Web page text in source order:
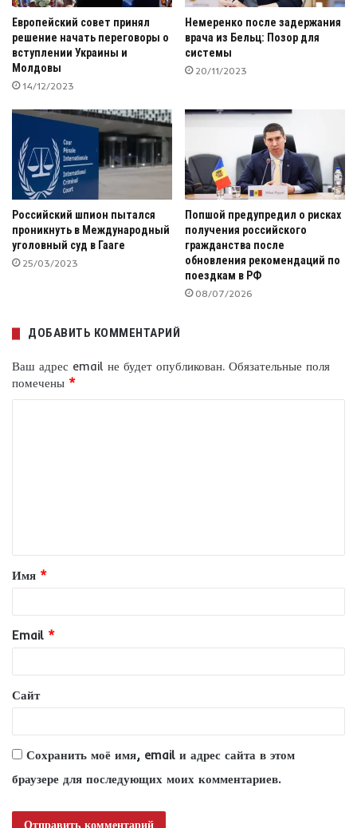
Европейский совет принял
решение начать переговоры о
вступлении Украины и
Молдовы
14/12/2023
Немеренко после задержания
врача из Бельц: Позор для
системы
20/11/2023
Российский шпион пытался
проникнуть в Международный
уголовный суд в Гааге
25/03/2023
Попшой предупредил о рисках
получения российского
гражданства после
обновления рекомендаций по
поездкам в РФ
08/07/2026
ДОБАВИТЬ КОММЕНТАРИЙ
Ваш адрес email не будет опубликован. Обязательные поля
помечены *
т
а
и
й
*
Имя *
Email *
Сайт
Сохранить моё имя, email и адрес сайта в этом
браузере для последующих моих комментариев.